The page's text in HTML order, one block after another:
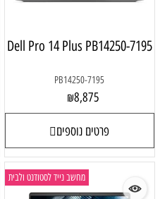
Dell Pro 14 Plus PB14250-7195
PB14250-7195
₪8,875
פרטים נוספים
מחשב נייד לסטודנט ולבית